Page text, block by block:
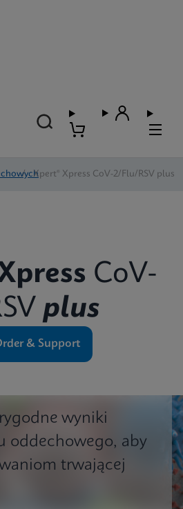
/ Xpert® Xpress CoV-2/Flu/RSV plus
CoV-
plus
& Support
wyniki
oddechowego, aby
trwającej